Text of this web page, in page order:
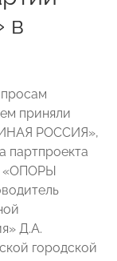
в
приняли
РОССИЯ»,
партпроекта
«ОПОРЫ
Д.А.
городской